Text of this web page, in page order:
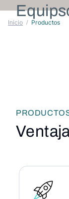
Inicio Productos